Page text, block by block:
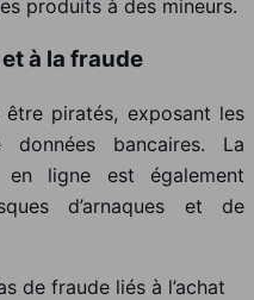
produits à des mineurs.
à la fraude
piratés, exposant les
bancaires. La
en ligne est également
d’arnaques et de
de fraude liés à l’achat